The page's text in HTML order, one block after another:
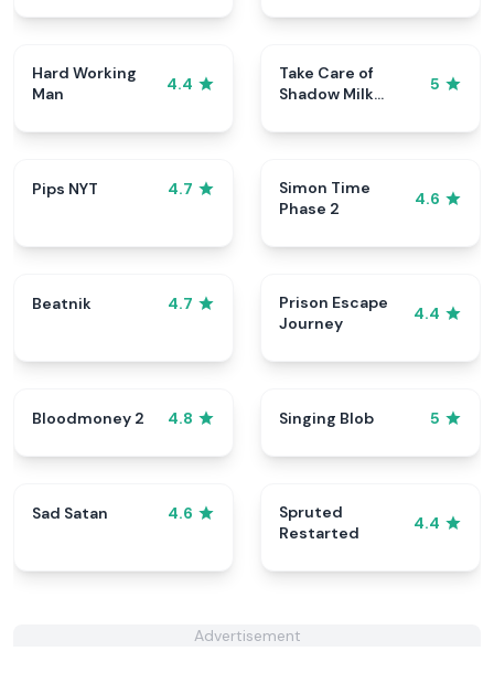
Hard Working
Man
4.4
Take Care of
Shadow Milk
5
Pips NYT 4.7
Simon Time
Phase 2
4.6
Beatnik 4.7
Prison Escape
Journey
4.4
Bloodmoney 2 4.8 Singing Blob 5
Sad Satan 4.6
Spruted
Restarted
4.4
Advertisement